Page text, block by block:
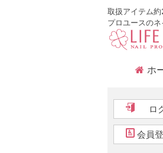
取扱アイテム約
プロユースの
ホ
ロ
会員